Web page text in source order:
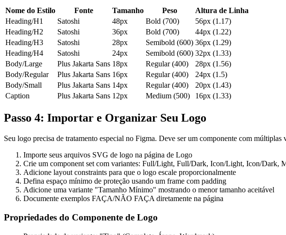
Nome do Estilo Fonte Tamanho Peso
Altura de Linha
Heading/H1
Satoshi 48px Bold (700)
56px (1.17)
Heading/H2
Satoshi 36px Bold (700)
44px (1.22)
Heading/H3
Satoshi 28px Semibold (600) 36px (1.29)
Heading/H4
Satoshi 24px Semibold (600) 32px (1.33)
Body/Large
Plus Jakarta Sans 18px Regular (400)
28px (1.56)
Body/Regular
Plus Jakarta Sans 16px Regular (400)
24px (1.5)
Body/Small
Plus Jakarta Sans 14px Regular (400)
20px (1.43)
Caption
Plus Jakarta Sans 12px Medium (500) 16px (1.33)
Passo 4: Importar e Organizar Seu Logo
Seu logo precisa de tratamento especial no Figma. Deve ser um componente com múltiplas
Importe seus arquivos SVG de logo na página de Logo
Crie um component set com variantes: Full/Light, Full/Dark, Icon/Light, Icon/Dark,
Adicione layout constraints para que o logo escale proporcionalmente
Defina espaço mínimo de proteção usando um frame com padding
Adicione uma variante "Tamanho Mínimo" mostrando o menor tamanho aceitável
Documente exemplos FAÇA/NÃO FAÇA diretamente na página
Propriedades do Componente de Logo